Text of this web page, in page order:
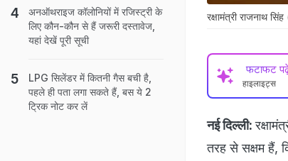
रक्षामंत्री राजनाथ
फटाफट
हाइलाइट्स
नई दिल्ली:
तरह से सक्षम हैं,
अनऑथराइज कॉलोनियों में रजिस्ट्री के
लिए कौन-कौन से हैं जरूरी दस्तावेज,
यहां देखें पूरी सूची
LPG सिलेंडर में कितनी गैस बची है,
पहले ही पता लगा सकते हैं, बस ये 2
ट्रिक नोट कर लें